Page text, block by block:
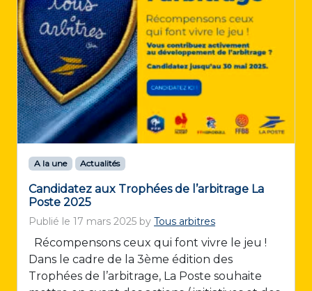
A la une Actualités
Candidatez aux Trophées de l’arbitrage La
Poste 2025
Publié le 17 mars 2025 by Tous arbitres
Récompensons ceux qui font vivre le jeu !
Dans le cadre de la 3ème édition des
Trophées de l’arbitrage, La Poste souhaite